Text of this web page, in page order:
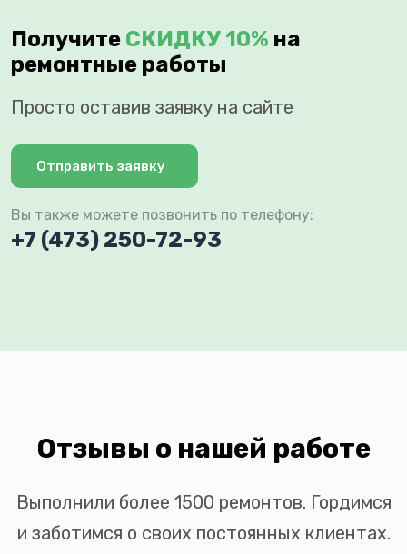
Получите СКИДКУ 10% на
ремонтные работы
Просто оставив заявку на сайте
Отправить заявку
Вы также можете позвонить по телефону:
+7 (473) 250-72-93
Отзывы о нашей работе
Выполнили более 1500 ремонтов. Гордимся
и заботимся о своих постоянных клиентах.